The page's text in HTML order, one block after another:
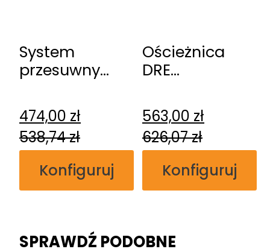
System
przesuwny
naścienny
474,00 zł
538,74zł
Konfiguruj
Ościeżnica
DRE
bezprzylgowa
563,00 zł
626,07zł
Konfiguruj
SPRAWDŹ PODOBNE